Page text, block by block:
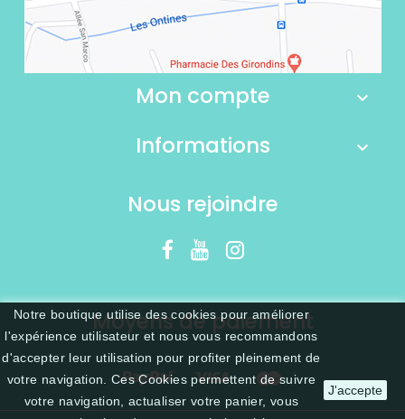
Notre boutique utilise des cookies pour améliorer
l'expérience utilisateur et nous vous recommandons
d'accepter leur utilisation pour profiter pleinement de
votre navigation. Ces Cookies permettent de suivre
votre navigation, actualiser votre panier, vous
J'accepte
Mon compte
Informations
Nous rejoindre
Moyens de paiement